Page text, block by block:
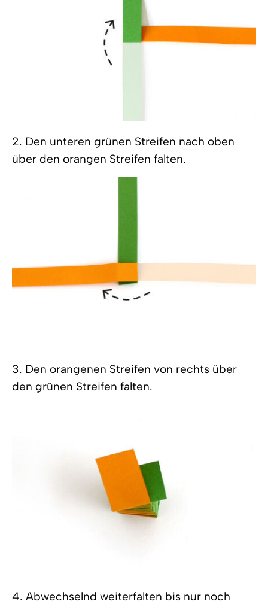
2. Den unteren grünen Streifen nach oben
über den orangen Streifen falten.
3. Den orangenen Streifen von rechts über
den grünen Streifen falten.
4. Abwechselnd weiterfalten bis nur noch